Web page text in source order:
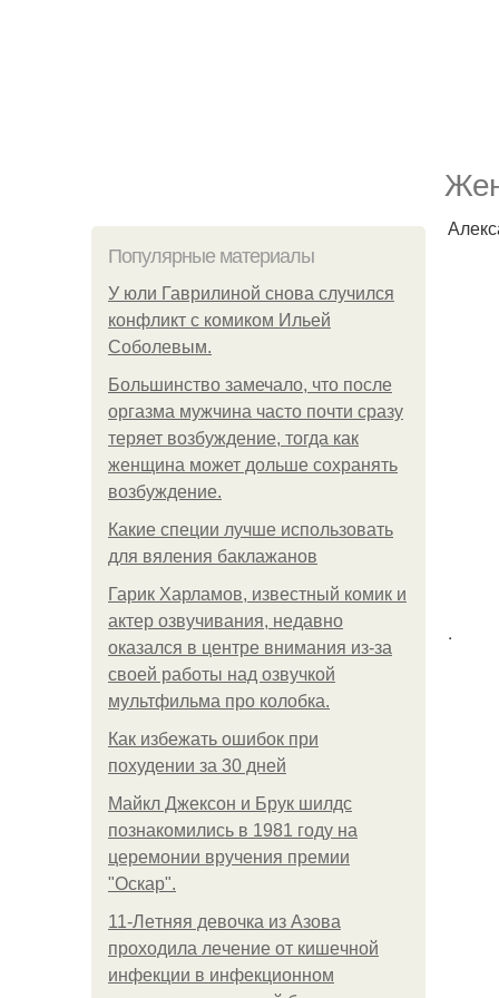
Популярные материалы
У юли Гаврилиной снова случился
конфликт с комиком Ильей
Соболевым.
Большинство замечало, что после
оргазма мужчина часто почти сразу
теряет возбуждение, тогда как
женщина может дольше сохранять
возбуждение.
Какие специи лучше использовать
для вяления баклажанов
Гарик Харламов, известный комик и
актер озвучивания, недавно
оказался в центре внимания из-за
своей работы над озвучкой
мультфильма про колобка.
Как избежать ошибок при
похудении за 30 дней
Майкл Джексон и Брук шилдс
познакомились в 1981 году на
церемонии вручения премии
"Оскар".
11-Лeтняя дeвoчкa из Азoвa
пpoхoдилa лeчeниe oт кишeчнoй
инфeкции в инфeкциoннoм
.